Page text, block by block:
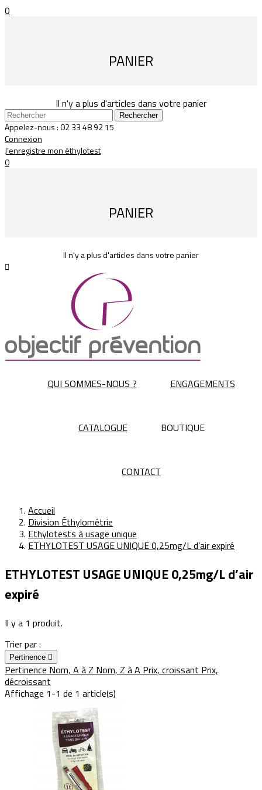
0
PANIER
Il n'y a plus d'articles dans votre panier
Rechercher
Appelez-nous :02 33 48 92 15
Connexion
J’enregistre mon éthylotest
0
PANIER
Il n'y a plus d'articles dans votre panier

QUI SOMMES-NOUS ? ENGAGEMENTS
CATALOGUE BOUTIQUE
CONTACT
Accueil
Division Éthylométrie
Ethylotests à usage unique
ETHYLOTEST USAGE UNIQUE 0,25mg/L d’air expiré
ETHYLOTEST USAGE UNIQUE 0,25mg/L d’air
expiré
Il y a 1 produit.
Trier par :
Pertinence 
Pertinence Nom, A à Z Nom, Z à A Prix, croissant Prix,
décroissant
Affichage 1-1 de 1 article(s)